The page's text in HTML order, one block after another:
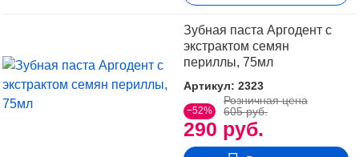
Зубная паста Аргодент с
экстрактом семян
периллы, 75мл
Артикул: 2323
−52%
290 руб.
Розничная цена
605 руб.